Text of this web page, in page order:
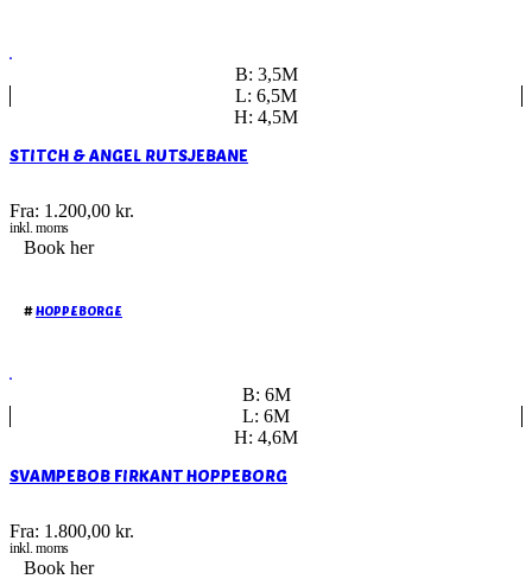
B: 3,5M
L: 6,5M
H: 4,5M
STITCH & ANGEL RUTSJEBANE
Fra: 1.200,00 kr.
inkl. moms
Book her
#HOPPEBORGE
B: 6M
L: 6M
H: 4,6M
SVAMPEBOB FIRKANT HOPPEBORG
Fra: 1.800,00 kr.
inkl. moms
Book her